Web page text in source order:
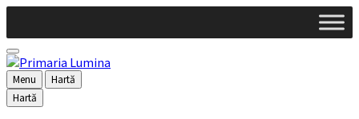
content
left
sidebar
right
sidebar
footer
Menu
Hartă
Hartă